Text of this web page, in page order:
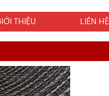
THIỆU LIÊN HỆ